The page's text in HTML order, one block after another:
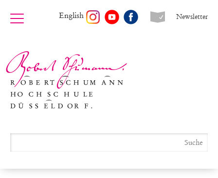
Newsletter
English